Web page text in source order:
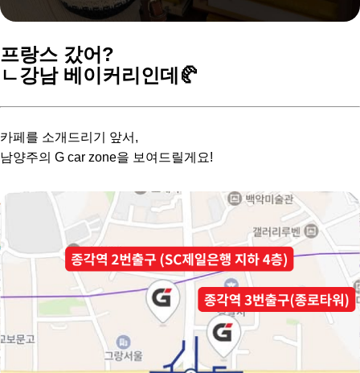
프랑스 갔어?
ㄴ강남 베이커리인데🥐
카페를 소개드리기 앞서,
남양주의 G car zone을 보여드릴게요!